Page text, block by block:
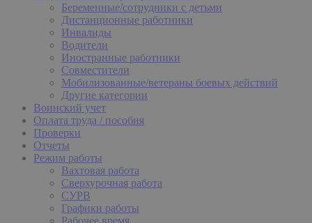
Беременные/сотрудники с детьми
Дистанционные работники
Инвалиды
Водители
Иностранные работники
Совместители
Мобилизованные/ветераны боевых действий
Другие категории
Воинский учет
Оплата труда / пособия
Проверки
Отчеты
Режим работы
Вахтовая работа
Сверхурочная работа
СУРВ
Графики работы
Рабочее время